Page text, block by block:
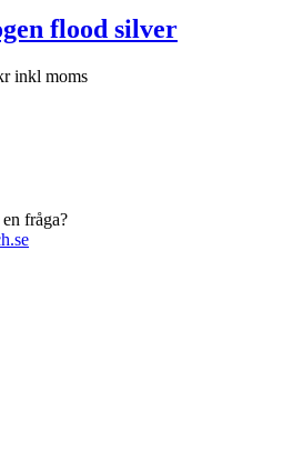
flood silver
inkl moms
fråga?